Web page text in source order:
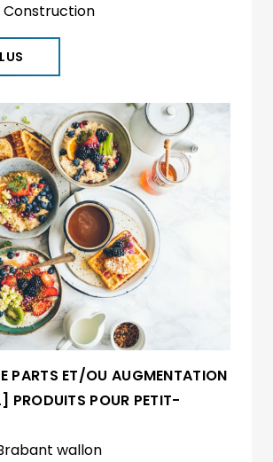
Construction
PARTS ET/OU AUGMENTATION
PRODUITS POUR PETIT-
wallon